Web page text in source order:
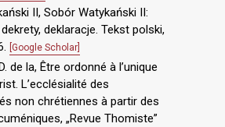
II, Sobór Watykański II:
deklaracje. Tekst polski,
[Google Scholar]
de la, Être ordonné à l’unique
L’ecclésialité des
non chrétiennes à partir des
„Revue Thomiste”